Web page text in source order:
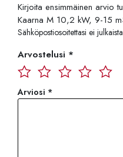
Kirjoita ensimmäinen arvio
Kaarna M 10,2 kW, 9-15
Sähköpostiosoitettasi ei
Arvostelusi *
Arviosi *